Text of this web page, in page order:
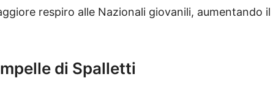
respiro alle Nazionali giovanili, aumentando il
di Spalletti